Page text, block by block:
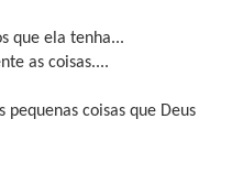
que ela tenha...
as coisas....
coisas que Deus